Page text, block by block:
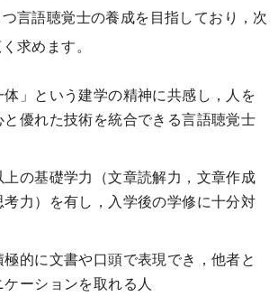
言語聴覚士の養成を目指しており，次
求めます。
体」という建学の精神に共感し，人を
と優れた技術を統合できる言語聴覚士
上の基礎学力（文章読解力，文章作成
考力）を有し，入学後の学修に十分対
極的に文書や口頭で表現でき，他者と
ーションを取れる人